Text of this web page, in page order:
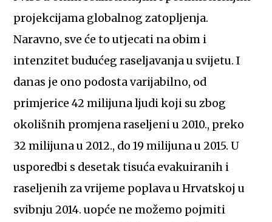
projekcijama globalnog zatopljenja.
Naravno, sve će to utjecati na obim i
intenzitet budućeg raseljavanja u svijetu. I
danas je ono podosta varijabilno, od
primjerice 42 milijuna ljudi koji su zbog
okolišnih promjena raseljeni u 2010., preko
32 milijuna u 2012., do 19 milijuna u 2015. U
usporedbi s desetak tisuća evakuiranih i
raseljenih za vrijeme poplava u Hrvatskoj u
svibnju 2014. uopće ne možemo pojmiti